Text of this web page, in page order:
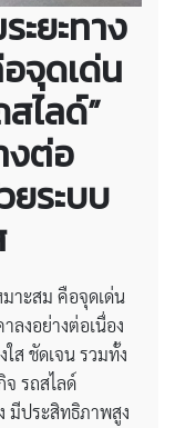
ะยะทาง
จุดเด่น
ไลด์”
งต่อ
ยระบบ
มาะสม คือจุดเด่น
ลงอย่างต่อเนื่อง
ส ชัดเจน รวมทั้ง
รถสไลด์
มีประสิทธิภาพสูง